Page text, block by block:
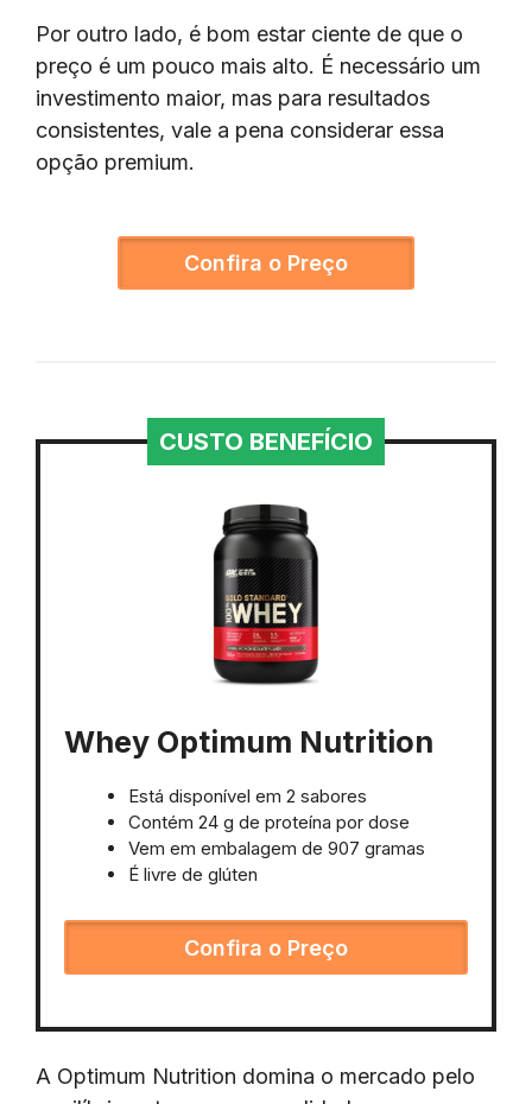
Por outro lado, é bom estar ciente de que o
preço é um pouco mais alto. É necessário um
investimento maior, mas para resultados
consistentes, vale a pena considerar essa
opção premium.
Confira o Preço
CUSTO BENEFÍCIO
Whey Optimum Nutrition
Está disponível em 2 sabores
Contém 24 g de proteína por dose
Vem em embalagem de 907 gramas
É livre de glúten
Confira o Preço
A Optimum Nutrition domina o mercado pelo